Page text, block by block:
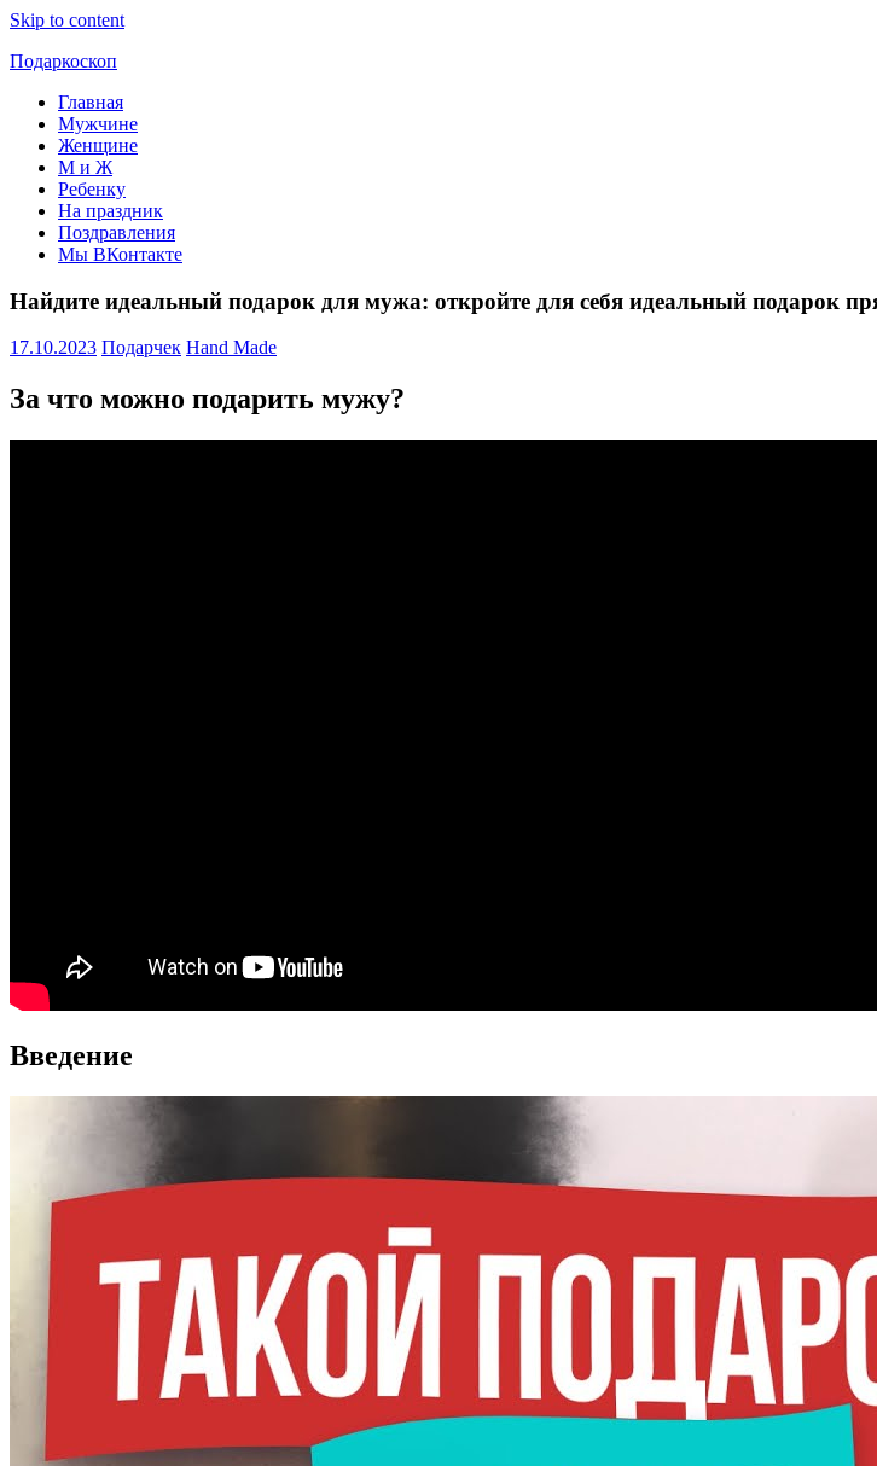
Skip to content
Подаркоскоп
Поможем
выбрать
подарить
Главная
Мужчине
Женщине
М и Ж
Ребенку
На праздник
Поздравления
Мы ВКонтакте
Найдите идеальный подарок для мужа: откройте для себя идеальный подарок
17.10.2023 Подарчек Hand Made
За что можно подарить мужу?
Введение